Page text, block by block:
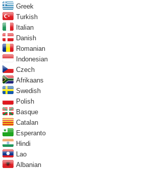
Greek
Turkish
Italian
Danish
Romanian
Indonesian
Czech
Afrikaans
Swedish
Polish
Basque
Catalan
Esperanto
Hindi
Lao
Albanian